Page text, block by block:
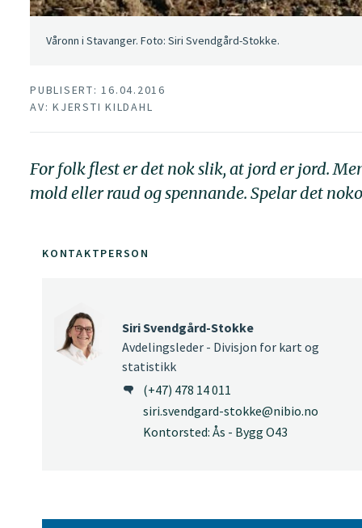
Våronn i Stavanger. Foto: Siri Svendgård-Stokke.
PUBLISERT: 16.04.2016
AV: KJERSTI KILDAHL
For folk flest er det nok slik, at jord er jord.
mold eller raud og spennande. Spelar det
KONTAKTPERSON
Siri Svendgård-Stokke
Avdelingsleder - Divisjon for kart og
statistikk
(+47) 478 14 011
siri.svendgard-stokke@nibio.no
Kontorsted: Ås - Bygg O43